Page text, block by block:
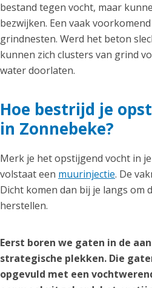
bestand tegen vocht, maar
bezwijken. Een vaak
grindnesten. Werd het beton
kunnen zich clusters van grind
water doorlaten.
Hoe bestrijd je
in Zonnebeke?
Merk je het opstijgend vocht in
volstaat een muurinjectie. De
Dicht komen dan bij je langs om
herstellen.
Eerst boren we gaten in de
strategische plekken. Die
opgevuld met een